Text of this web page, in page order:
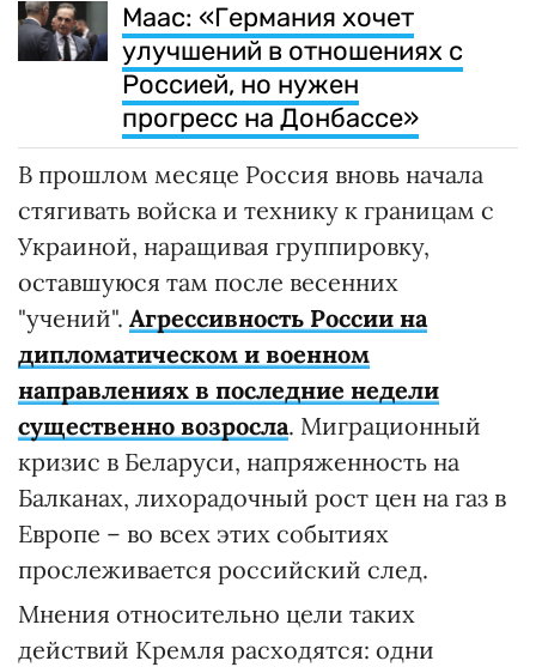
Маас: «Германия хочет
улучшений в отношениях с
Россией, но нужен
прогресс на Донбассе»
В прошлом месяце Россия вновь начала
стягивать войска и технику к границам с
Украиной, наращивая группировку,
оставшуюся там после весенних
"учений". Агрессивность России на
дипломатическом и военном
направлениях в последние недели
существенно возросла. Миграционный
кризис в Беларуси, напряженность на
Балканах, лихорадочный рост цен на газ в
Европе – во всех этих событиях
прослеживается российский след.
Мнения относительно цели таких
действий Кремля расходятся: одни